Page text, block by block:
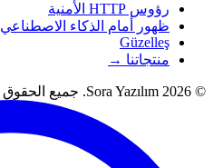
رؤوس HTTP الأمنية
ظهور أمام الذكاء الاصطناعي
Güzelleş
منتجاتنا →
© 2026 Sora Yazılım. جميع الحقوق محفوظة.